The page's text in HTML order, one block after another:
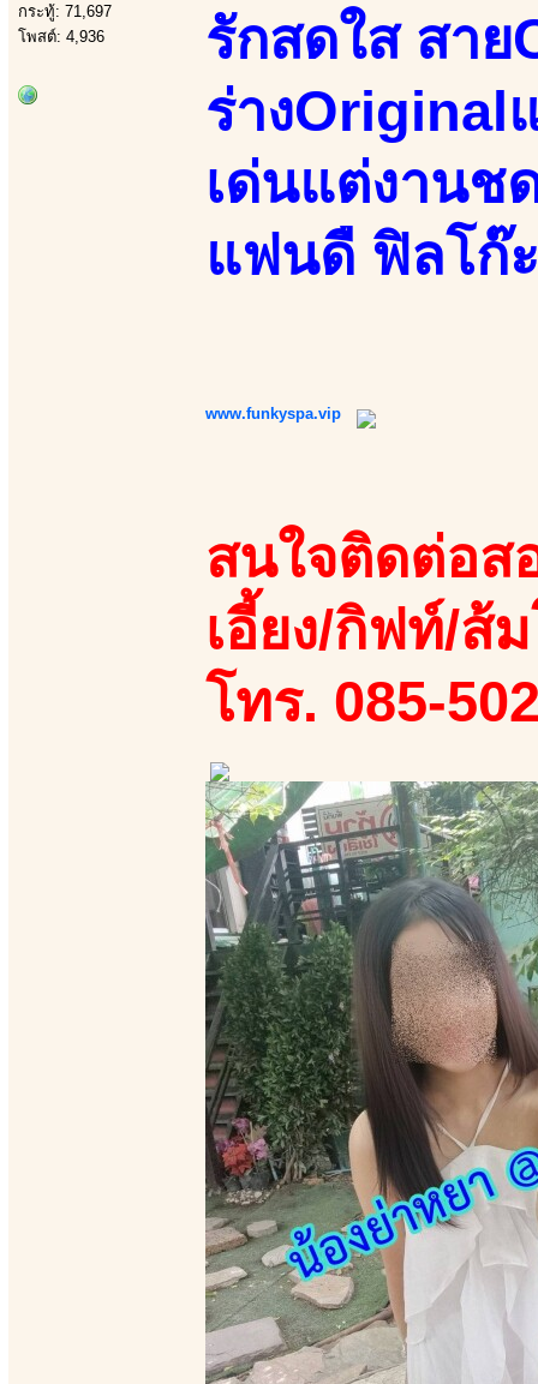
กระทู้: 71,697
โพสต์: 4,936
รักสดใส สา
ร่างOriginal
เด่นแต่งานช
แฟนดื ฟิลโก๊
www.funkyspa.vip
สนใจติดต่อส
เอี้ยง/กิฟท์/ส้
โทร. 085-